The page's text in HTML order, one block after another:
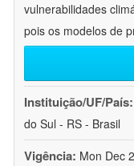
vulnerabilidades
pois os modelos de
Instituição/UF/País:
do Sul - RS - Brasil
Vigência: Mon Dec